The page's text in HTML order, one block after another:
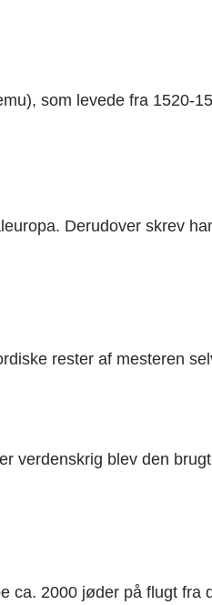
som levede fra 1520-
Derudover skrev
rester af mesteren
verdenskrig blev den
ca. 2000 jøder på flugt fra